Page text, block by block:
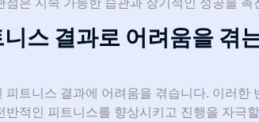
스 결과로 어려움을 겪
트니스 결과에 어려움을 겪습니다. 이러한
적인 피트니스를 향상시키고 진행을 자극